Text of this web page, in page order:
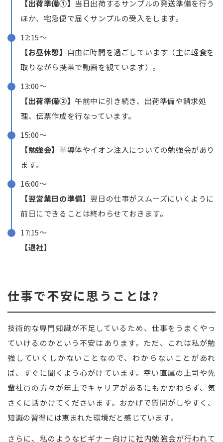
【出荷準備①】 当日出荷するサンプルの発送準備を行う
ほか、宅急便で届くサンプルの受入をします。
12:15〜
【お昼休憩】
自由に時間を過ごしています（主に軽食を
取りながら携帯で動画を観ています）。
13:00〜
【出荷準備②】午前中に引き続き、出荷準備や請求処
理、伝票作成を行なっています。
15:00〜
【勉強会】 半導体やイオン注入についての勉強会があり
ます。
16:00〜
【翌営業日の準備】 翌日の仕事がスムーズにいくように
前日にできることは終わらせておきます。
17:15〜
【退社】
仕事で不安に思うことは?
技術的な専門知識が不足しているため、仕事をうまくやっ
ていけるのかという不安はあります。ただ、これは私が勉
強していくしかないことなので、わからないことがあれ
ば、すぐに聞くよう心がけています。幸い直属の上司や先
輩社員の方々が年上でキャリアがあるにもかかわらず、気
さくに話かけてくださいます。おかげで質問がしやすく、
知識の習得には恵まれた環境だと感じています。
さらに、私のようなビギナー向けに社内勉強会が行われて